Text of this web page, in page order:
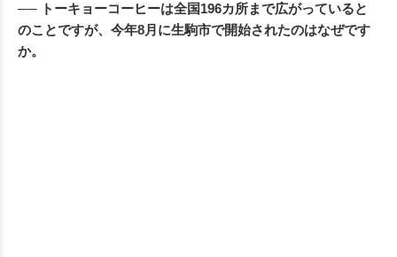
── トーキョーコーヒーは全国196カ所まで広がっていると
のことですが、今年8月に生駒市で開始されたのはなぜです
か。